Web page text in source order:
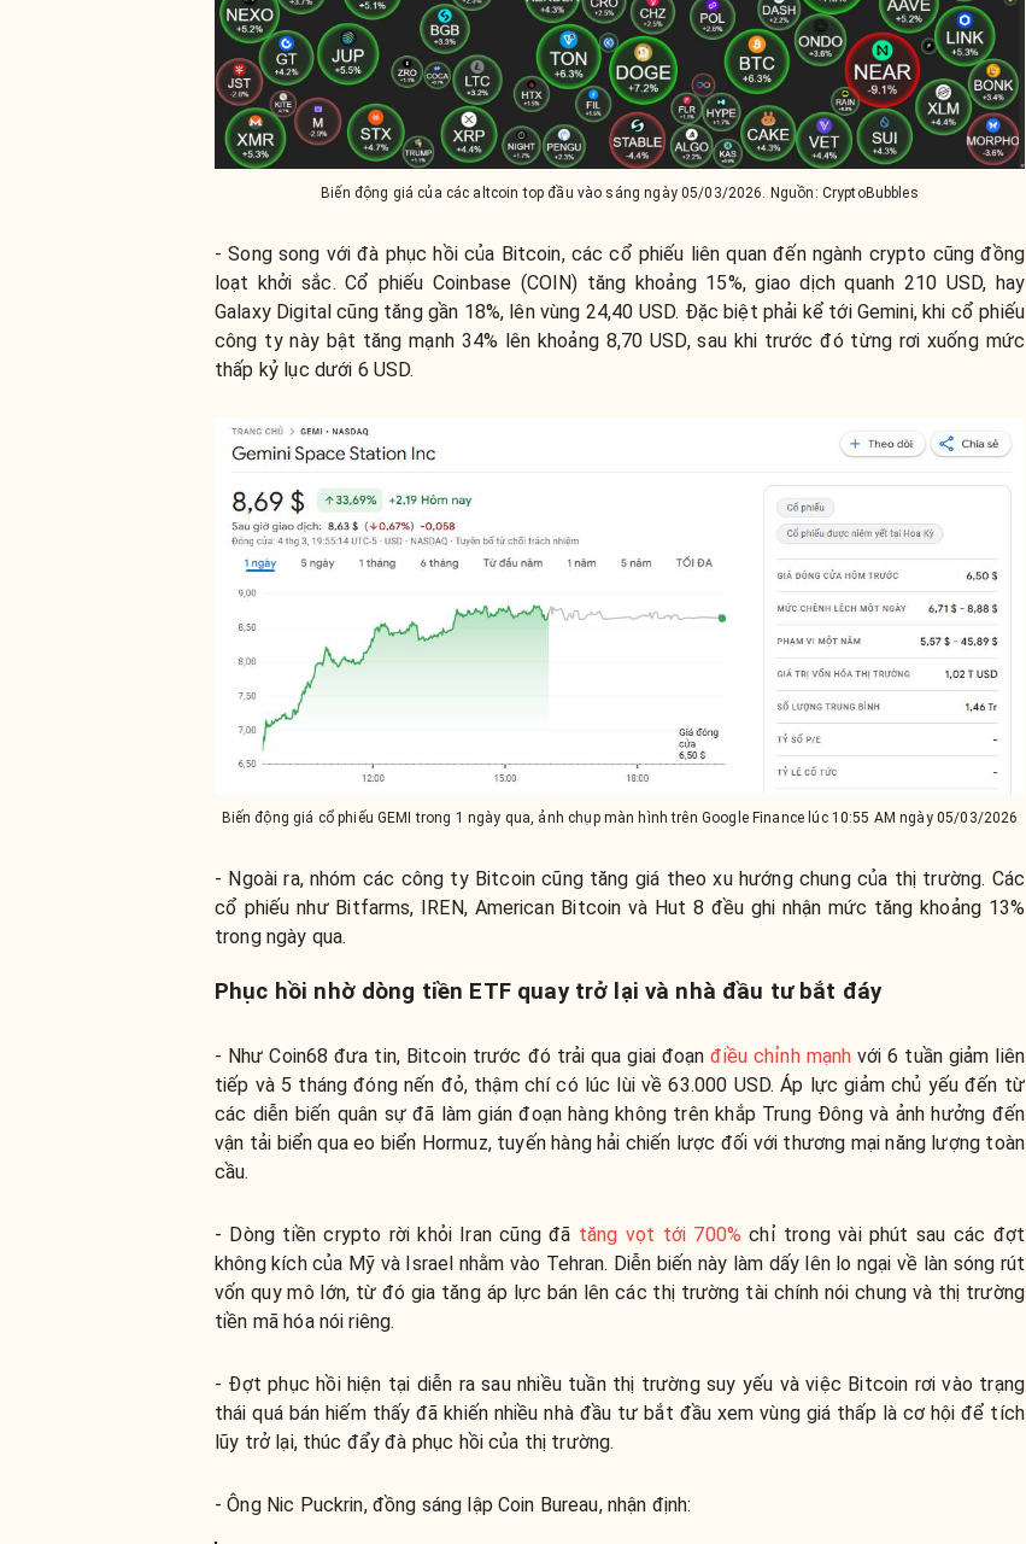
Biến động giá của các altcoin top đầu vào sáng ngày 05/03/2026. Nguồn: CryptoBubbles
- Song song với đà phục hồi của Bitcoin, các cổ phiếu liên quan đến ngành crypto cũng đồng
loạt khởi sắc. Cổ phiếu Coinbase (COIN) tăng khoảng 15%, giao dịch quanh 210 USD, hay
Galaxy Digital cũng tăng gần 18%, lên vùng 24,40 USD. Đặc biệt phải kể tới Gemini, khi cổ phiếu
công ty này bật tăng mạnh 34% lên khoảng 8,70 USD, sau khi trước đó từng rơi xuống mức
thấp kỷ lục dưới 6 USD.
Biến động giá cổ phiếu GEMI trong 1 ngày qua, ảnh chụp màn hình trên Google Finance lúc 10:55 AM ngày 05/03/2026
- Ngoài ra, nhóm các công ty Bitcoin cũng tăng giá theo xu hướng chung của thị trường. Các
cổ phiếu như Bitfarms, IREN, American Bitcoin và Hut 8 đều ghi nhận mức tăng khoảng 13%
trong ngày qua.
Phục hồi nhờ dòng tiền ETF quay trở lại và nhà đầu tư bắt đáy
- Như Coin68 đưa tin, Bitcoin trước đó trải qua giai đoạnđiều chỉnh mạnh với 6 tuần giảm liên
tiếp và 5 tháng đóng nến đỏ, thậm chí có lúc lùi về 63.000 USD. Áp lực giảm chủ yếu đến từ
các diễn biến quân sự đã làm gián đoạn hàng không trên khắp Trung Đông và ảnh hưởng đến
vận tải biển qua eo biển Hormuz, tuyến hàng hải chiến lược đối với thương mại năng lượng toàn
cầu.
- Dòng tiền crypto rời khỏi Iran cũng đã tăng vọt tới 700% chỉ trong vài phút sau các đợt
không kích của Mỹ và Israel nhằm vào Tehran. Diễn biến này làm dấy lên lo ngại về làn sóng rút
vốn quy mô lớn, từ đó gia tăng áp lực bán lên các thị trường tài chính nói chung và thị trường
tiền mã hóa nói riêng.
- Đợt phục hồi hiện tại diễn ra sau nhiều tuần thị trường suy yếu và việc Bitcoin rơi vào trạng
thái quá bán hiếm thấy đã khiến nhiều nhà đầu tư bắt đầu xem vùng giá thấp là cơ hội để tích
lũy trở lại, thúc đẩy đà phục hồi của thị trường.
- Ông Nic Puckrin, đồng sáng lập Coin Bureau, nhận định: